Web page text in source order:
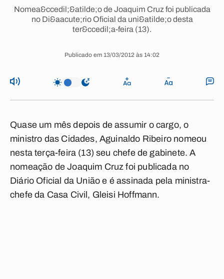
Nomea&ccedil;&atilde;o de Joaquim Cruz foi publicada
no Di&aacute;rio Oficial da uni&atilde;o desta
ter&ccedil;a-feira (13).
Publicado em 13/03/2012 às 14:02
Quase um mês depois de assumir o cargo, o
ministro das Cidades, Aguinaldo Ribeiro nomeou
nesta terça-feira (13) seu chefe de gabinete. A
nomeação de Joaquim Cruz foi publicada no
Diário Oficial da União e é assinada pela ministra-
chefe da Casa Civil, Gleisi Hoffmann.